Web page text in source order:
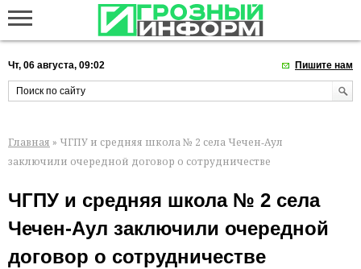
Чт, 06 августа, 09:02 Пишите нам
Главная » ЧГПУ и средняя школа № 2 села Чечен‑Аул
заключили очередной договор о сотрудничестве
ЧГПУ и средняя школа № 2 села
Чечен‑Аул заключили очередной
договор о сотрудничестве